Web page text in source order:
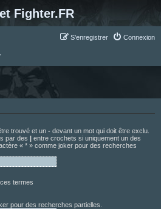
Fighter.FR
Connexion
S’enregistrer
trouvé et un - devant un mot qui doit être exclu.
par des | entre crochets si uniquement un des
« * » comme joker pour des recherches
termes
pour des recherches partielles.